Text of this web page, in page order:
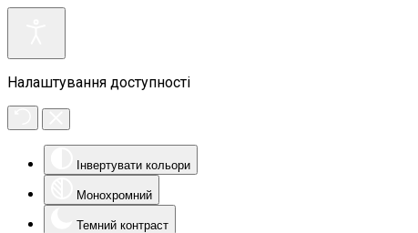
Налаштування доступності
Інвертувати кольори
Монохромний
Темний контраст